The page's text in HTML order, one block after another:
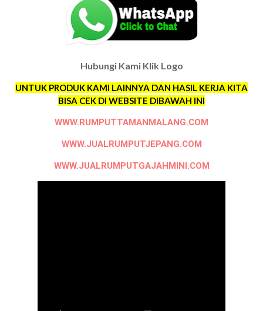
Hubungi Kami Klik Logo
UNTUK PRODUK KAMI LAINNYA DAN HASIL KERJA KITA
BISA CEK DI WEBSITE DIBAWAH INI
WWW.RUMPUTTAMANMALANG.COM
WWW.JUALRUMPUTJEPANG.COM
WWW.JUALRUMPUTGAJAHMINI.COM